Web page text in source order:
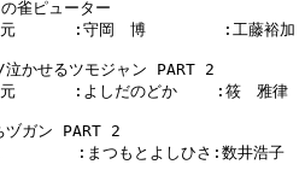
雀ピューター
元      :守岡　博        :工藤裕加
かせるツモジャン PART 2
:よしだのどか    :筱　雅律
ガン PART 2
:まつもとよしひさ:数井浩子